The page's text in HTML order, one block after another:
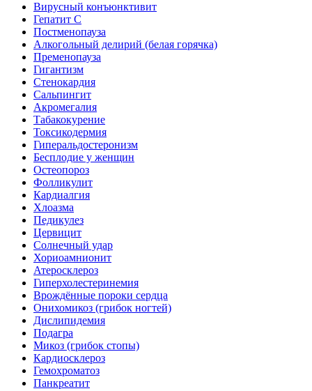
Вирусный конъюнктивит
Гепатит C
Постменопауза
Алкогольный делирий (белая горячка)
Пременопауза
Гигантизм
Стенокардия
Сальпингит
Акромегалия
Табакокурение
Токсикодермия
Гиперальдостеронизм
Бесплодие у женщин
Остеопороз
Фолликулит
Кардиалгия
Хлоазма
Педикулез
Цервицит
Солнечный удар
Хориоамнионит
Атеросклероз
Гиперхолестеринемия
Врождённые пороки сердца
Онихомикоз (грибок ногтей)
Дислипидемия
Подагра
Микоз (грибок стопы)
Кардиосклероз
Гемохроматоз
Панкреатит